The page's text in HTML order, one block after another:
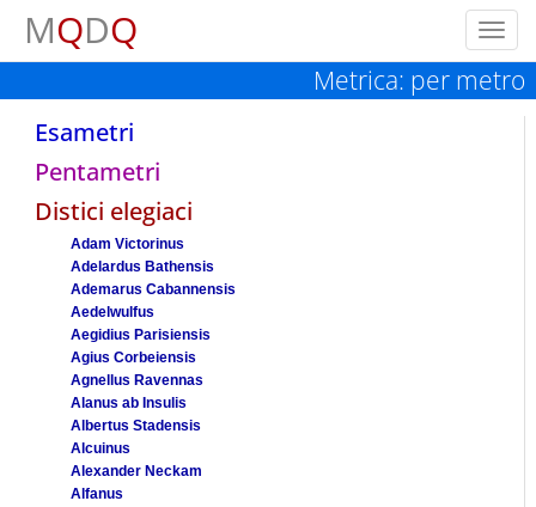
MQDQ
Metrica: per metro
Esametri
Pentametri
Distici elegiaci
Adam Victorinus
Adelardus Bathensis
Ademarus Cabannensis
Aedelwulfus
Aegidius Parisiensis
Agius Corbeiensis
Agnellus Ravennas
Alanus ab Insulis
Albertus Stadensis
Alcuinus
Alexander Neckam
Alfanus